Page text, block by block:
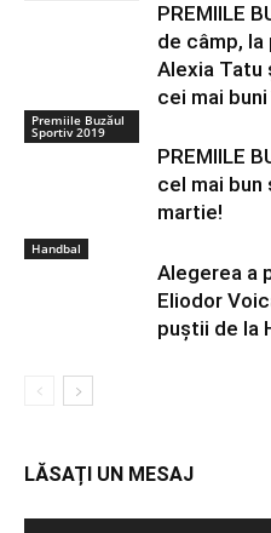
PREMIILE
de câmp,
Alexia Tatu
cei mai
Premiile Buzăul
Sportiv 2019
PREMIILE
cel mai bun
martie!
Handbal
Alegerea a
Eliodor
puştii de la
LĂSAȚI UN MESAJ